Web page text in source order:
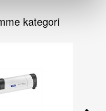
kategori